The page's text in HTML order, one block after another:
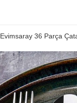
Evimsaray 36 Parça